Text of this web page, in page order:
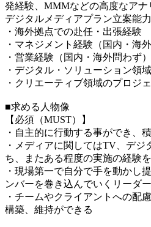
発経験、MMMなどの高度なア
デジタルメディアプラン立案能力
・海外拠点での赴任・出張経験
・マネジメント経験（国内・海外
・営業経験（国内・海外問わず）
・デジタル・ソリューション領
・クリエーティブ領域のプロジ
■求める人物像
【必須（MUST）】
・自主的に行動する事ができ、
・メディアに関してはTV、デ
ち、またある程度の実施の経験
・現場第一で自分で手を動かし
ンバーを巻き込んでいくリーダ
・チームやクライアントへの配
構築、維持ができる